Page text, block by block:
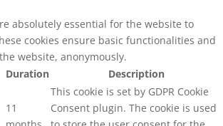
absolutely essential for the website to
cookies ensure basic functionalities and
website, anonymously.
Duration Description
11
This cookie is set by GDPR Cookie
Consent plugin. The cookie is used